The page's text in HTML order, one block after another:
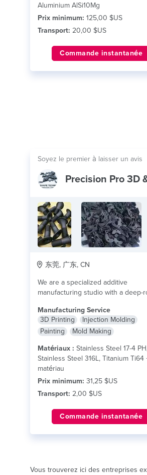
Aluminium AlSi10Mg
Prix minimum: 125,00 $US
Transport: 20,00 $US
Commande instantanée
Soyez le premier à laisser un avis
东莞, 广东, CN
We are a specialized additive
manufacturing studio with a deep-
Manufacturing Service
3D Printing
Injection Molding
Painting
Mold Making
Matériaux : Stainless Steel 17-4
Stainless Steel 316L, Titanium Ti64
matériau
Prix minimum: 31,25 $US
Transport: 2,00 $US
Commande instantanée
Vous trouverez ici des entreprises